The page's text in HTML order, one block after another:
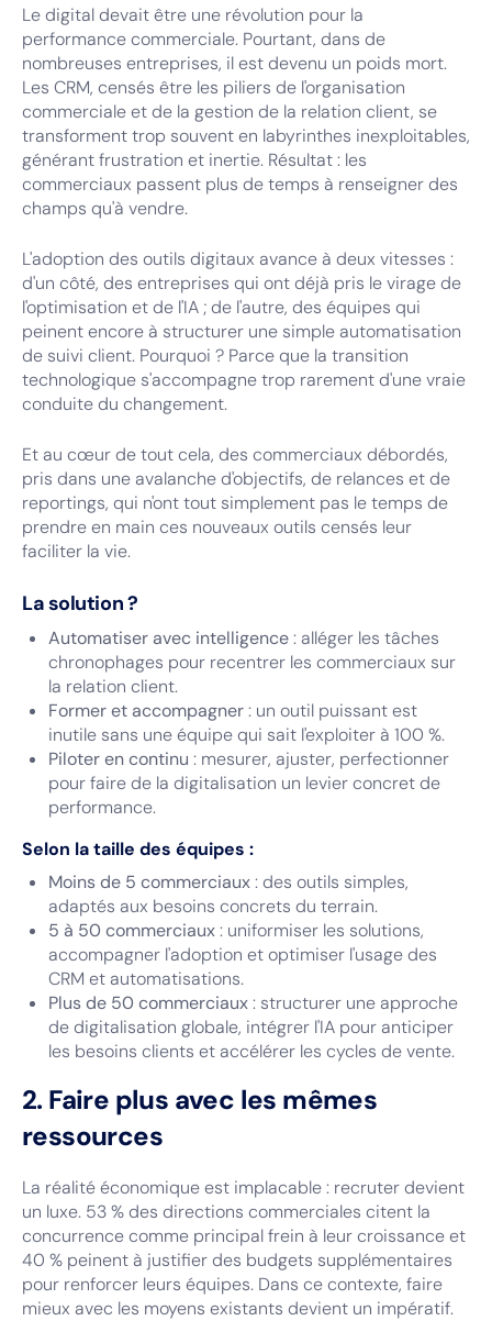
Le digital devait être une révolution pour la
performance commerciale. Pourtant, dans de
nombreuses entreprises, il est devenu un poids mort.
Les CRM, censés être les piliers de l'organisation
commerciale et de la gestion de la relation client, se
transforment trop souvent en labyrinthes inexploitables,
générant frustration et inertie. Résultat : les
commerciaux passent plus de temps à renseigner des
champs qu'à vendre.
L'adoption des outils digitaux avance à deux vitesses :
d'un côté, des entreprises qui ont déjà pris le virage de
l'optimisation et de l'IA ; de l'autre, des équipes qui
peinent encore à structurer une simple automatisation
de suivi client. Pourquoi ? Parce que la transition
technologique s'accompagne trop rarement d'une vraie
conduite du changement.
Et au cœur de tout cela, des commerciaux débordés,
pris dans une avalanche d'objectifs, de relances et de
reportings, qui n'ont tout simplement pas le temps de
prendre en main ces nouveaux outils censés leur
faciliter la vie.
La solution ?
Automatiser avec intelligence: alléger les tâches
chronophages pour recentrer les commerciaux sur
la relation client.
Former et accompagner: un outil puissant est
inutile sans une équipe qui sait l'exploiter à 100 %.
Piloter en continu : mesurer, ajuster, perfectionner
pour faire de la digitalisation un levier concret de
performance.
Selon la taille des équipes :
Moins de 5 commerciaux: des outils simples,
adaptés aux besoins concrets du terrain.
5 à 50 commerciaux: uniformiser les solutions,
accompagner l'adoption et optimiser l'usage des
CRM et automatisations.
Plus de 50 commerciaux: structurer une approche
de digitalisation globale, intégrer l'IA pour anticiper
les besoins clients et accélérer les cycles de vente.
2. Faire plus avec les mêmes
ressources
La réalité économique est implacable : recruter devient
un luxe. 53 % des directions commerciales citent la
concurrence comme principal frein à leur croissance et
40 % peinent à justifier des budgets supplémentaires
pour renforcer leurs équipes. Dans ce contexte, faire
mieux avec les moyens existants devient un impératif.